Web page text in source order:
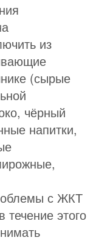
из
(сырые
чёрный
напитки,
с ЖКТ
течение этого